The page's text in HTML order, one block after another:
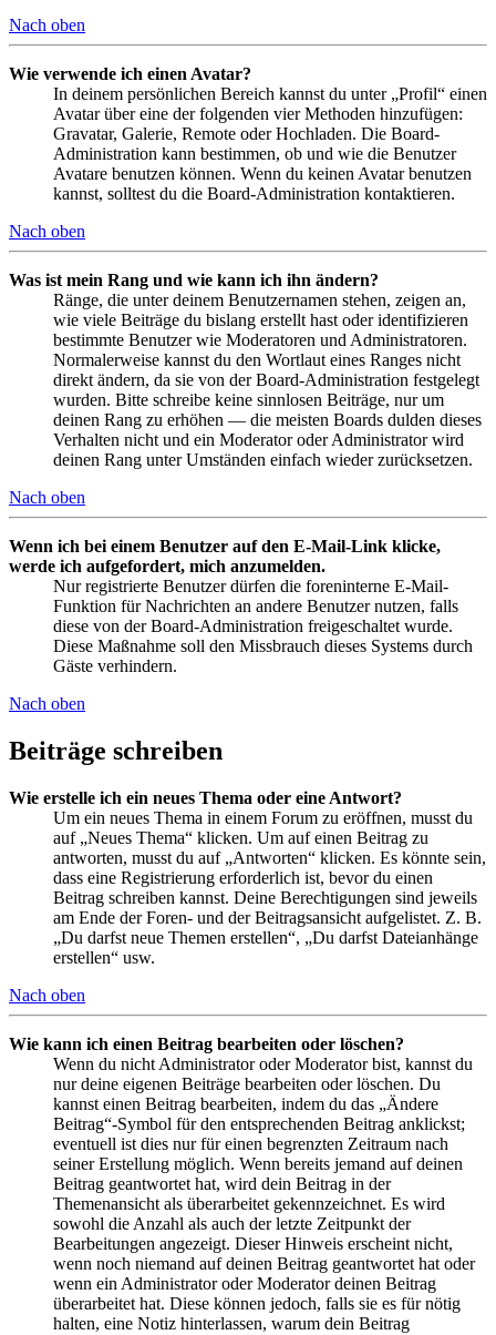
Nach oben
Wie verwende ich einen Avatar?
In deinem persönlichen Bereich kannst du unter „Profil“ einen
Avatar über eine der folgenden vier Methoden hinzufügen:
Gravatar, Galerie, Remote oder Hochladen. Die Board-
Administration kann bestimmen, ob und wie die Benutzer
Avatare benutzen können. Wenn du keinen Avatar benutzen
kannst, solltest du die Board-Administration kontaktieren.
Nach oben
Was ist mein Rang und wie kann ich ihn ändern?
Ränge, die unter deinem Benutzernamen stehen, zeigen an,
wie viele Beiträge du bislang erstellt hast oder identifizieren
bestimmte Benutzer wie Moderatoren und Administratoren.
Normalerweise kannst du den Wortlaut eines Ranges nicht
direkt ändern, da sie von der Board-Administration festgelegt
wurden. Bitte schreibe keine sinnlosen Beiträge, nur um
deinen Rang zu erhöhen — die meisten Boards dulden dieses
Verhalten nicht und ein Moderator oder Administrator wird
deinen Rang unter Umständen einfach wieder zurücksetzen.
Nach oben
Wenn ich bei einem Benutzer auf den E-Mail-Link klicke,
werde ich aufgefordert, mich anzumelden.
Nur registrierte Benutzer dürfen die foreninterne E-Mail-
Funktion für Nachrichten an andere Benutzer nutzen, falls
diese von der Board-Administration freigeschaltet wurde.
Diese Maßnahme soll den Missbrauch dieses Systems durch
Gäste verhindern.
Nach oben
Beiträge schreiben
Wie erstelle ich ein neues Thema oder eine Antwort?
Um ein neues Thema in einem Forum zu eröffnen, musst du
auf „Neues Thema“ klicken. Um auf einen Beitrag zu
antworten, musst du auf „Antworten“ klicken. Es könnte sein,
dass eine Registrierung erforderlich ist, bevor du einen
Beitrag schreiben kannst. Deine Berechtigungen sind jeweils
am Ende der Foren- und der Beitragsansicht aufgelistet. Z. B.
„Du darfst neue Themen erstellen“, „Du darfst Dateianhänge
erstellen“ usw.
Nach oben
Wie kann ich einen Beitrag bearbeiten oder löschen?
Wenn du nicht Administrator oder Moderator bist, kannst du
nur deine eigenen Beiträge bearbeiten oder löschen. Du
kannst einen Beitrag bearbeiten, indem du das „Ändere
Beitrag“-Symbol für den entsprechenden Beitrag anklickst;
eventuell ist dies nur für einen begrenzten Zeitraum nach
seiner Erstellung möglich. Wenn bereits jemand auf deinen
Beitrag geantwortet hat, wird dein Beitrag in der
Themenansicht als überarbeitet gekennzeichnet. Es wird
sowohl die Anzahl als auch der letzte Zeitpunkt der
Bearbeitungen angezeigt. Dieser Hinweis erscheint nicht,
wenn noch niemand auf deinen Beitrag geantwortet hat oder
wenn ein Administrator oder Moderator deinen Beitrag
überarbeitet hat. Diese können jedoch, falls sie es für nötig
halten, eine Notiz hinterlassen, warum dein Beitrag